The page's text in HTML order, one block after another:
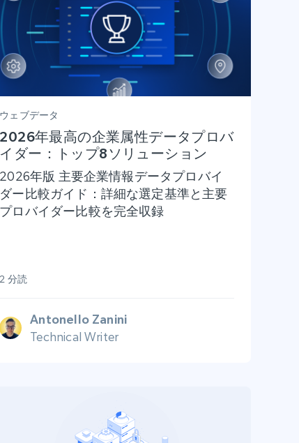
ウェブデータ
2026年最高の企業属性データプロバ
イダー：トップ8ソリューション
2026年版 主要企業情報データプロバイ
ダー比較ガイド：詳細な選定基準と主要
プロバイダー比較を完全収録
2 分読
Antonello Zanini
Technical Writer